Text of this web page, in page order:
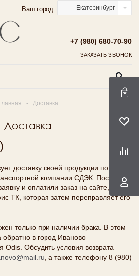
Ваш город: Екатеринбург
+7 (980) 680-70-90
ЗАКАЗАТЬ ЗВОНОК
Главная - Доставка
Доставка
доставку своей продукции по всей
компании СДЭК. После
и оплатили заказ на сайте, мы
ТК, которая затем переправляет его
только при наличии брака. В этом
обратно в город Иваново
Odis. Обсудить условия возврата
, а также телефону 8 (980)